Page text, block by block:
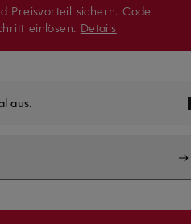
Preisvorteil sichern. Code
einlösen. Details
aus.